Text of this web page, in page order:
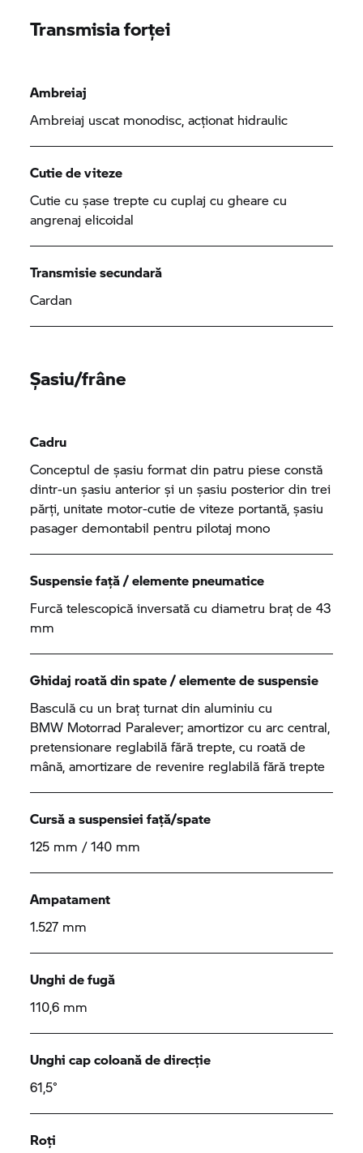
Transmisia forței
Ambreiaj
Ambreiaj uscat monodisc, acționat hidraulic
Cutie de viteze
Cutie cu șase trepte cu cuplaj cu gheare cu
angrenaj elicoidal
Transmisie secundară
Cardan
Șasiu/frâne
Cadru
Conceptul de șasiu format din patru piese constă
dintr-un șasiu anterior și un șasiu posterior din trei
părți, unitate motor-cutie de viteze portantă, șasiu
pasager demontabil pentru pilotaj mono
Suspensie față / elemente pneumatice
Furcă telescopică inversată cu diametru braț de 43
mm
Ghidaj roată din spate / elemente de suspensie
Basculă cu un braț turnat din aluminiu cu
BMW Motorrad Paralever; amortizor cu arc central,
pretensionare reglabilă fără trepte, cu roată de
mână, amortizare de revenire reglabilă fără trepte
Cursă a suspensiei față/spate
125 mm / 140 mm
Ampatament
1.527 mm
Unghi de fugă
110,6 mm
Unghi cap coloană de direcție
61,5°
Roți